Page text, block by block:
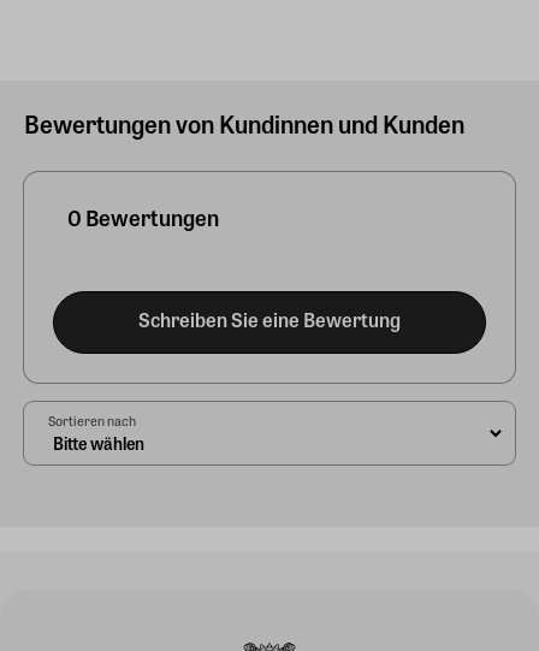
Bewertungen von Kundinnen und Kunden
0 Bewertungen
Schreiben Sie eine Bewertung
Sortieren nach